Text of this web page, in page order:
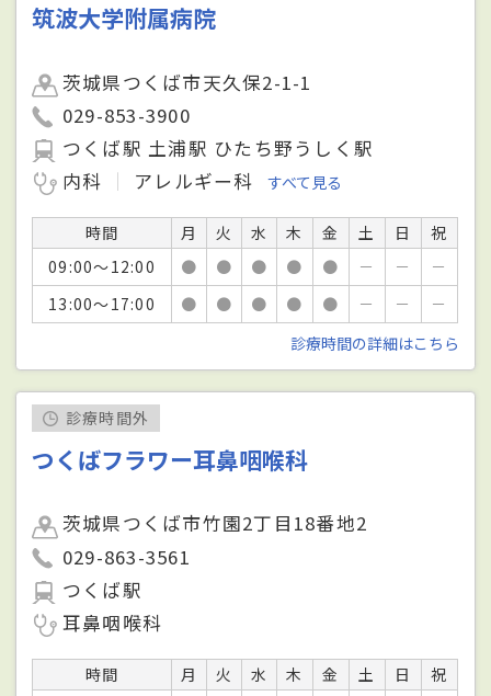
筑波大学附属病院
茨城県つくば市天久保2-1-1
029-853-3900
つくば駅 土浦駅 ひたち野うしく駅
内科
アレルギー科 すべて見る
時間 月 火 水 木 金 土 日
祝
09:00～12:00
● ● ● ● ● － －
－
13:00～17:00
● ● ● ● ● － －
－
診療時間の詳細はこちら
診療時間外
つくばフラワー耳鼻咽喉科
茨城県つくば市竹園2丁目18番地2
029-863-3561
つくば駅
耳鼻咽喉科
時間 月 火 水 木 金 土 日 祝